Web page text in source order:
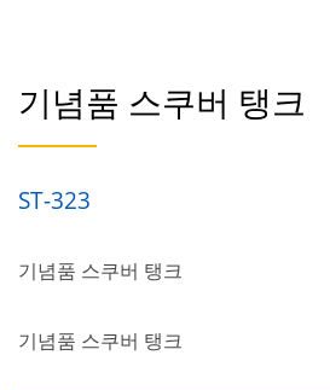
기념품 스쿠버 탱크
ST-323
기념품 스쿠버 탱크
기념품 스쿠버 탱크